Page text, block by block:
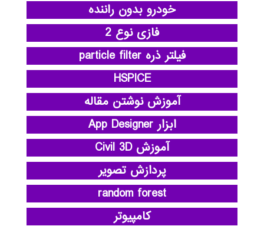
خودرو بدون راننده
فازی نوع 2
فیلتر ذره particle filter
HSPICE
آموزش نوشتن مقاله
ابزار App Designer
آموزش Civil 3D
پردازش تصویر
random forest
کامپیوتر